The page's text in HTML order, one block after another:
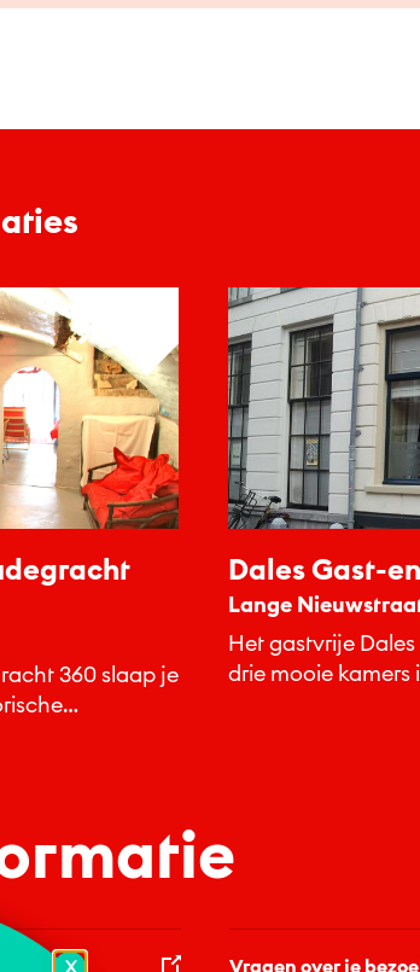
360 slaap je
Dales Gast-
Lange
Het gastvrije
drie mooie kamers
Vragen over je
X